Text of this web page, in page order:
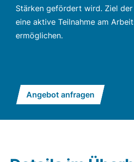
Stärken gefördert wird. Ziel
eine aktive Teilnahme am
ermöglichen.
Angebot anfragen